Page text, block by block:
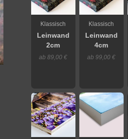
Klassisch
Leinwand
2cm
ab 89,00 €
Klassisch
Leinwand
4cm
ab 99,00 €